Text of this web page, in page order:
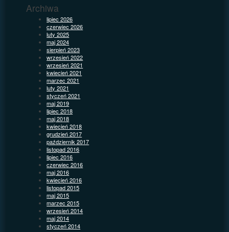
Archiwa
lipiec 2026
czerwiec 2026
luty 2025
maj 2024
sierpień 2023
wrzesień 2022
wrzesień 2021
kwiecień 2021
marzec 2021
luty 2021
styczeń 2021
maj 2019
lipiec 2018
maj 2018
kwiecień 2018
grudzień 2017
październik 2017
listopad 2016
lipiec 2016
czerwiec 2016
maj 2016
kwiecień 2016
listopad 2015
maj 2015
marzec 2015
wrzesień 2014
maj 2014
styczeń 2014